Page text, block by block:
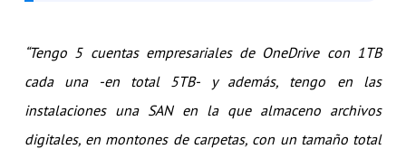
“Tengo 5 cuentas empresariales de OneDrive con 1TB
cada una -en total 5TB- y además, tengo en las
instalaciones una SAN en la que almaceno archivos
digitales, en montones de carpetas, con un tamaño total